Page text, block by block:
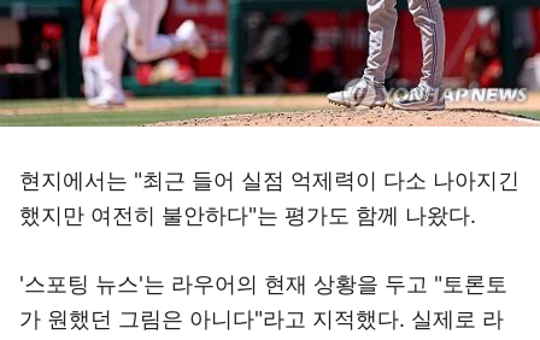
현지에서는 "최근 들어 실점 억제력이 다소 나아지긴
했지만 여전히 불안하다"는 평가도 함께 나왔다.
'스포팅 뉴스'는 라우어의 현재 상황을 두고 "토론토
가 원했던 그림은 아니다"라고 지적했다. 실제로 라